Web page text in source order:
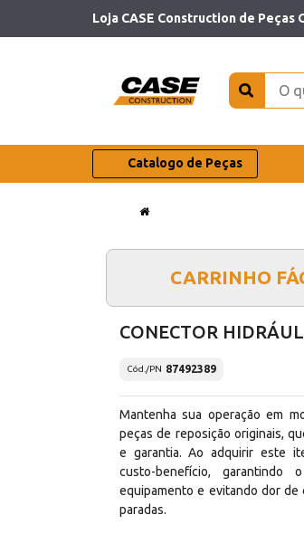
Loja CASE Construction de Peças
Catalogo de Peças
CARRINHO
CONECTOR
Cód./PN 87492389
Mantenha sua operação em
peças de reposição originais,
e garantia. Ao adquirir este
custo-benefício, garantindo
equipamento e evitando dor de
paradas.